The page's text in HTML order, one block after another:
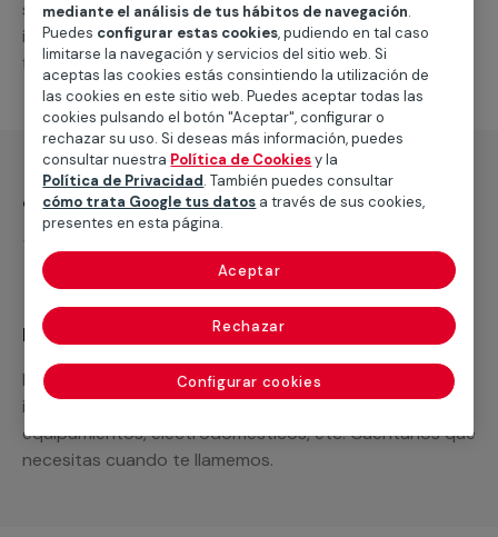
suministro de los materiales necesarios, las
intervenciones a realizar, o la mano de obra que hará
falta para completar tu proyecto.
¿Qué incluye?
Recuerda que en MULTIMAP
Podemos ofrecer cualquier servicio a medida
incluyendo todo lo que necesites: materiales,
equipamientos, electrodomésticos, etc. Cuéntanos que
necesitas cuando te llamemos.
mediante el análisis de tus hábitos de navegación.
Puedes configurar estas cookies, pudiendo en tal caso
limitarse la navegación y servicios del sitio web. Si
aceptas las cookies estás consintiendo la utilización de
las cookies en este sitio web. Puedes aceptar todas las
cookies pulsando el botón "Aceptar", configurar o
rechazar su uso. Si deseas más información, puedes
consultar nuestra Política de Cookiesy la
Política de Privacidad. También puedes consultar
cómo trata Google tus datos a través de sus cookies,
presentes en esta página.
Configurar cookies
Rechazar
Aceptar